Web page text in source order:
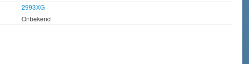
2993XG
Onbekend